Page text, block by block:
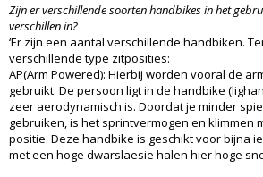
Zijn er verschillende soorten handbikes in het
verschillen in?
‘Er zijn een aantal verschillende handbiken.
verschillende type zitposities:
AP(Arm Powered): Hierbij worden vooral de
gebruikt. De persoon ligt in de handbike
zeer aerodynamisch is. Doordat je minder
gebruiken, is het sprintvermogen en klimmen
positie. Deze handbike is geschikt voor bijna
met een hoge dwarslaesie halen hier hoge